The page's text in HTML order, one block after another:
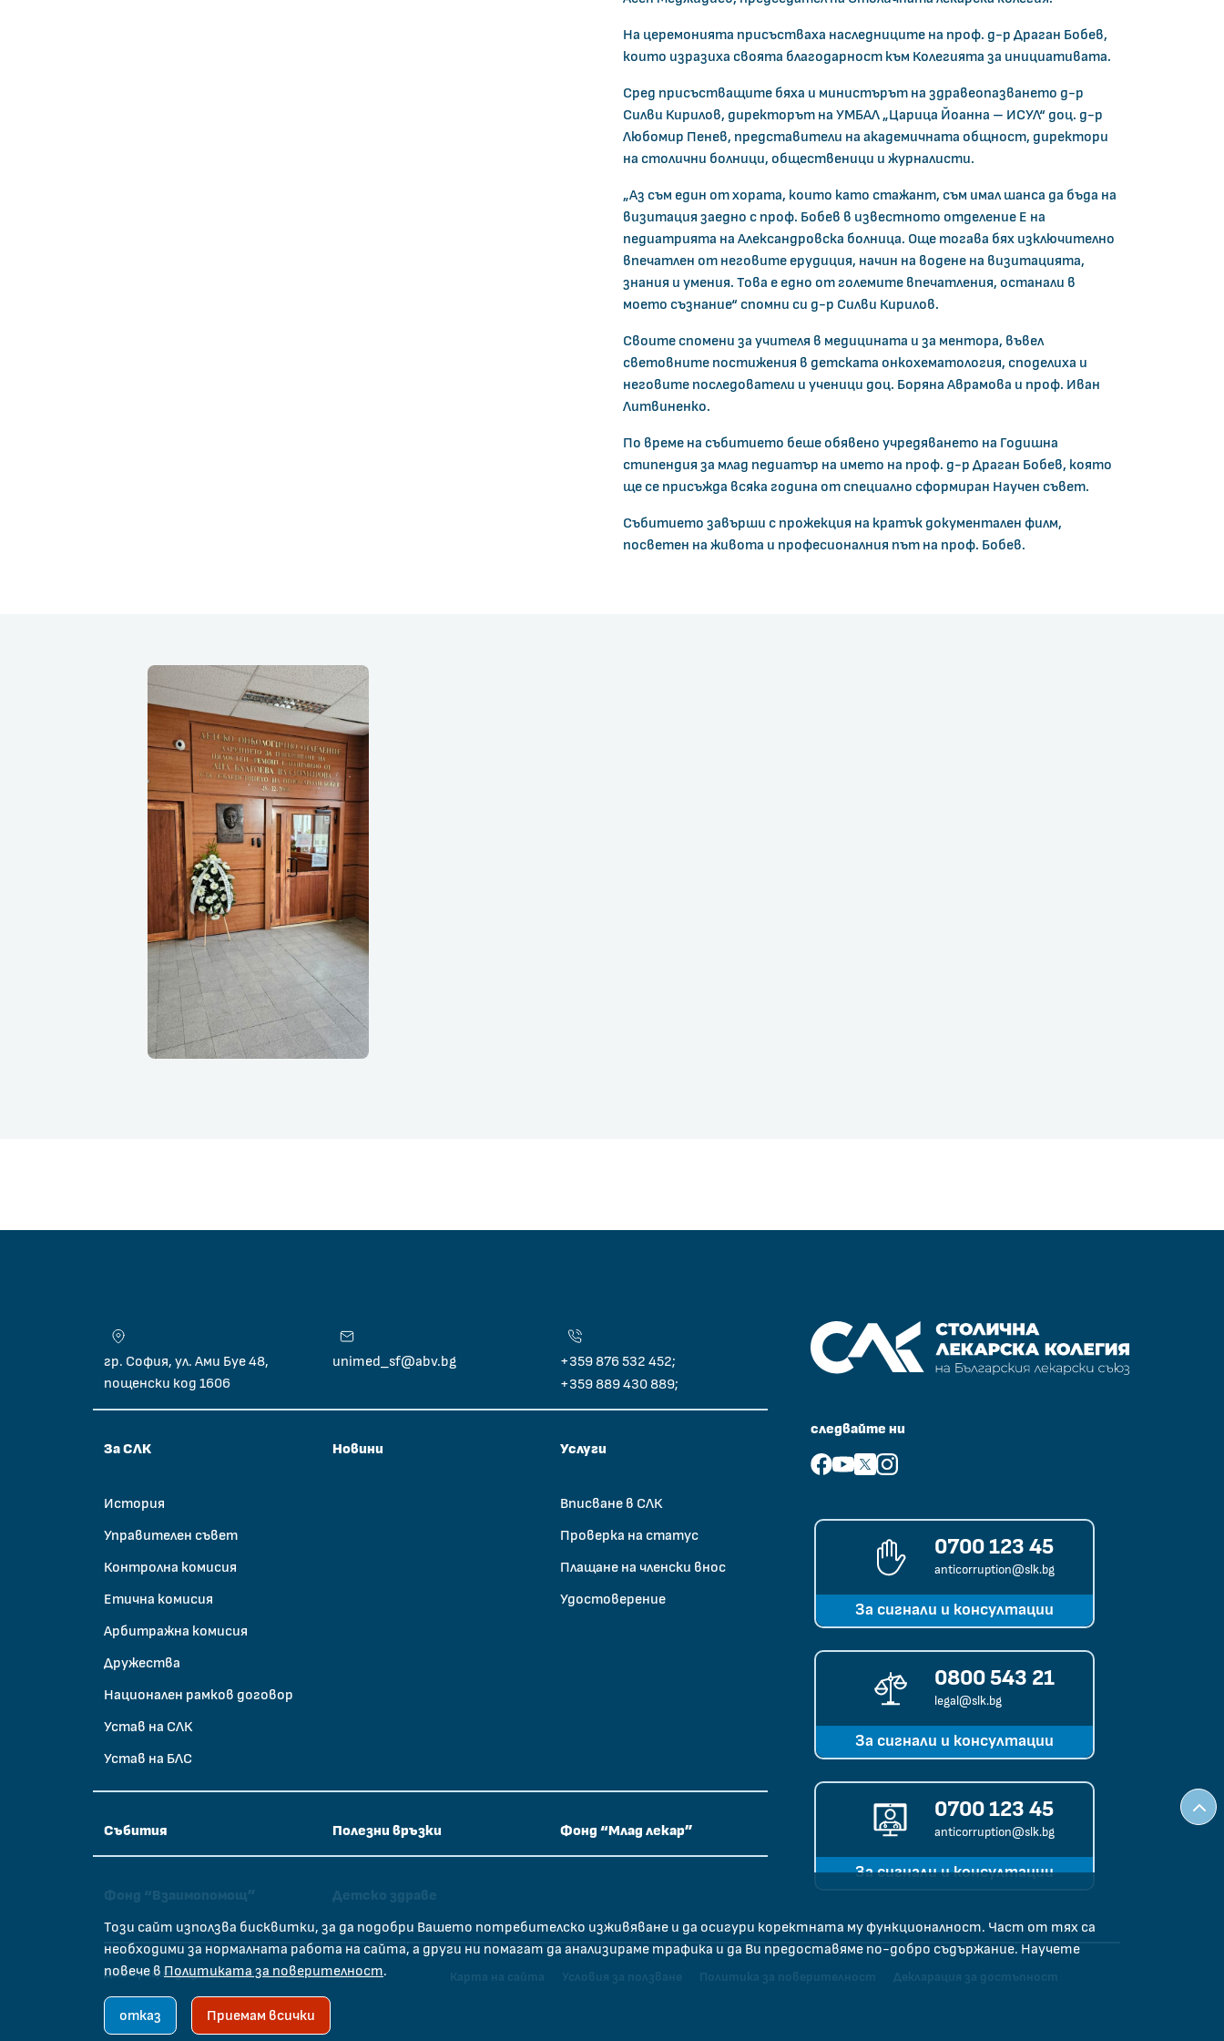
На церемонията присъстваха наследниците на проф. д-р Драган Бобев,
които изразиха своята благодарност към Колегията за инициативата.
Сред присъстващите бяха и министърът на здравеопазването д-р
Силви Кирилов, директорът на УМБАЛ „Царица Йоанна – ИСУЛ“ доц. д-р
Любомир Пенев, представители на академичната общност, директори
на столични болници, общественици и журналисти.
„Аз съм един от хората, които като стажант, съм имал шанса да бъда на
визитация заедно с проф. Бобев в известното отделение Е на
педиатрията на Александровска болница. Още тогава бях изключително
впечатлен от неговите ерудиция, начин на водене на визитацията,
знания и умения. Това е едно от големите впечатления, останали в
моето съзнание“ спомни си д-р Силви Кирилов.
Своите спомени за учителя в медицината и за ментора, въвел
световните постижения в детската онкохематология, споделиха и
неговите последователи и ученици доц. Боряна Аврамова и проф. Иван
Литвиненко.
По време на събитието беше обявено учредяването на Годишна
стипендия за млад педиатър на името на проф. д-р Драган Бобев, която
ще се присъжда всяка година от специално сформиран Научен съвет.
Събитието завърши с прожекция на кратък документален филм,
посветен на живота и професионалния път на проф. Бобев.
гр. София, ул. Ами Буе 48,
пощенски код 1606
unimed_sf@abv.bg
+359 876 532 452;
+359 889 430 889;
За СЛК
История
Управителен съвет
Контролна комисия
Етична комисия
Арбитражна комисия
Дружества
Национален рамков договор
Устав на СЛК
Устав на БЛС
Новини Услуги
Вписване в СЛК
Проверка на статус
Плащане на членски внос
Удостоверение
Събития Полезни връзки Фонд “Млад лекар”
Фонд “Взаимопомощ” Детско здраве
Столична лекарска колегия на Български лекарски съюз
следвайте ни
facebook
youtube
x instagram
0700 123 45
anticorruption@slk.bg
За сигнали и консултации
0800 543 21
legal@slk.bg
За сигнали и консултации
0700 123 45
anticorruption@slk.bg
За сигнали и консултации
Декларация за достъпност Карта на сайта Условия за ползване Политика за поверителност Декларация за достъпност
Този сайт използва бисквитки, за да подобри Вашето потребителско изживяване и да осигури коректната му функционалност. Част от тях са
необходими за нормалната работа на сайта, а други ни помагат да анализираме трафика и да Ви предоставяме по-добро съдържание. Научете
повече в Политиката за поверителност.
отказ Приемам всички